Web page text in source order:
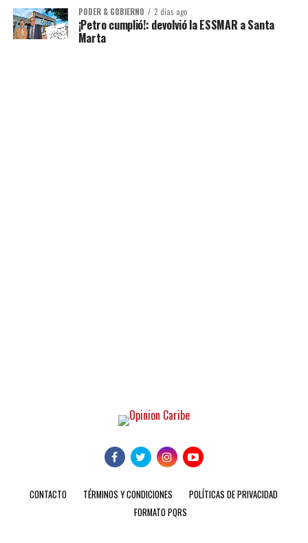
PODER & GOBIERNO 2 días ago
¡Petro cumplió!: devolvió la ESSMAR a Santa
Marta
CONTACTO TÉRMINOS Y CONDICIONES
POLÍTICAS DE PRIVACIDAD
FORMATO PQRS